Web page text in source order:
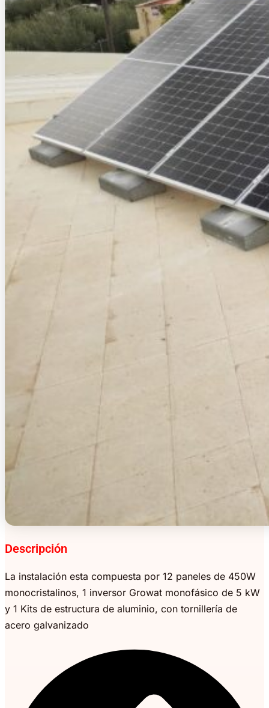
Descripción
La instalación esta compuesta por 12 paneles de 450W
monocristalinos, 1 inversor Growat monofásico de 5 kW
y 1 Kits de estructura de aluminio, con tornillería de
acero galvanizado